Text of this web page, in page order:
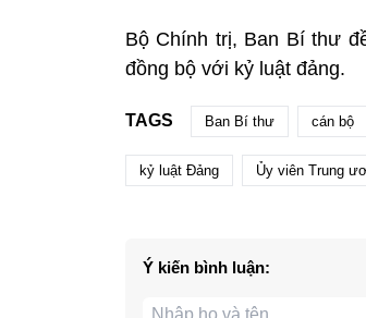
Bộ Chính trị, Ban Bí thư
đồng bộ với kỷ luật đảng.
TAGS Ban Bí thư cán bộ
kỷ luật Đảng Ủy viên Trung
Ý kiến bình luận: